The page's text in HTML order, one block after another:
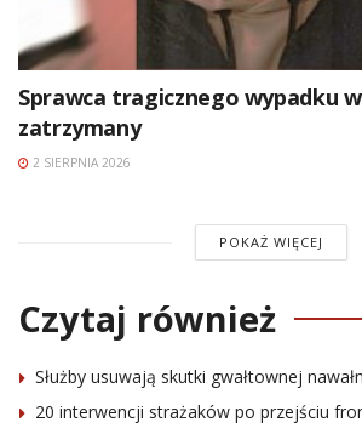
Sprawca tragicznego wypadku w
zatrzymany
2 SIERPNIA 2026
POKAŻ WIĘCEJ
Czytaj również
Służby usuwają skutki gwałtownej
20 interwencji strażaków po przejściu